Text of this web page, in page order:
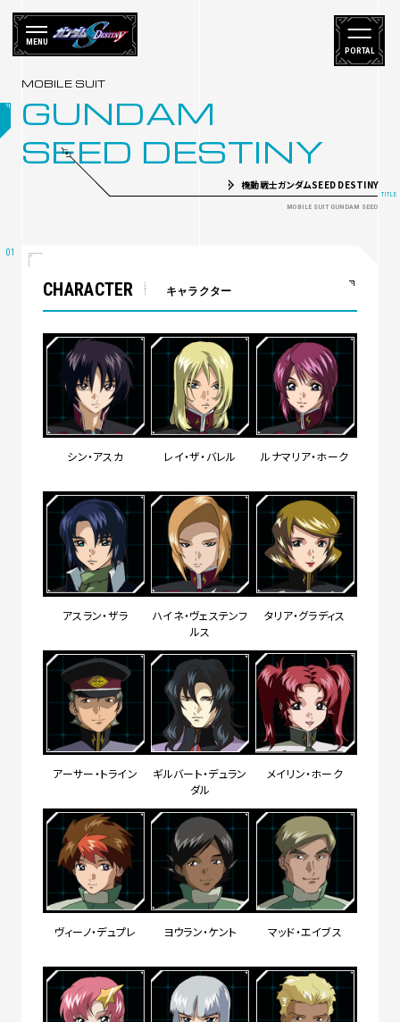
PORTAL
MENU
GUNDAM
SEED DESTINY
機動戦士ガンダムSEED DESTINY
CHARACTER キャラクター
シン・アスカ レイ・ザ・バレル ルナマリア・ホーク
アスラン・ザラ
ハイネ・ヴェステンフ
ルス
タリア・グラディス
アーサー・トライン
ギルバート・デュラン
ダル
メイリン・ホーク
ヴィーノ・デュプレ ヨウラン・ケント マッド・エイブス